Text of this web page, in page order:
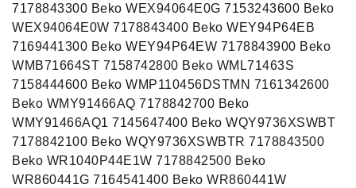
7178843300 Beko WEX94064E0G 7153243600 Beko
WEX94064E0W 7178843400 Beko WEY94P64EB
7169441300 Beko WEY94P64EW 7178843900 Beko
WMB71664ST 7158742800 Beko WML71463S
7158444600 Beko WMP110456DSTMN 7161342600
Beko WMY91466AQ 7178842700 Beko
WMY91466AQ1 7145647400 Beko WQY9736XSWBT
7178842100 Beko WQY9736XSWBTR 7178843500
Beko WR1040P44E1W 7178842500 Beko
WR860441G 7164541400 Beko WR860441W